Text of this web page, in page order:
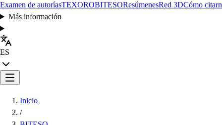
Examen de autoríasTEXOROBITESOResúmenesRed 3DCómo
Más información
ES
Inicio
/